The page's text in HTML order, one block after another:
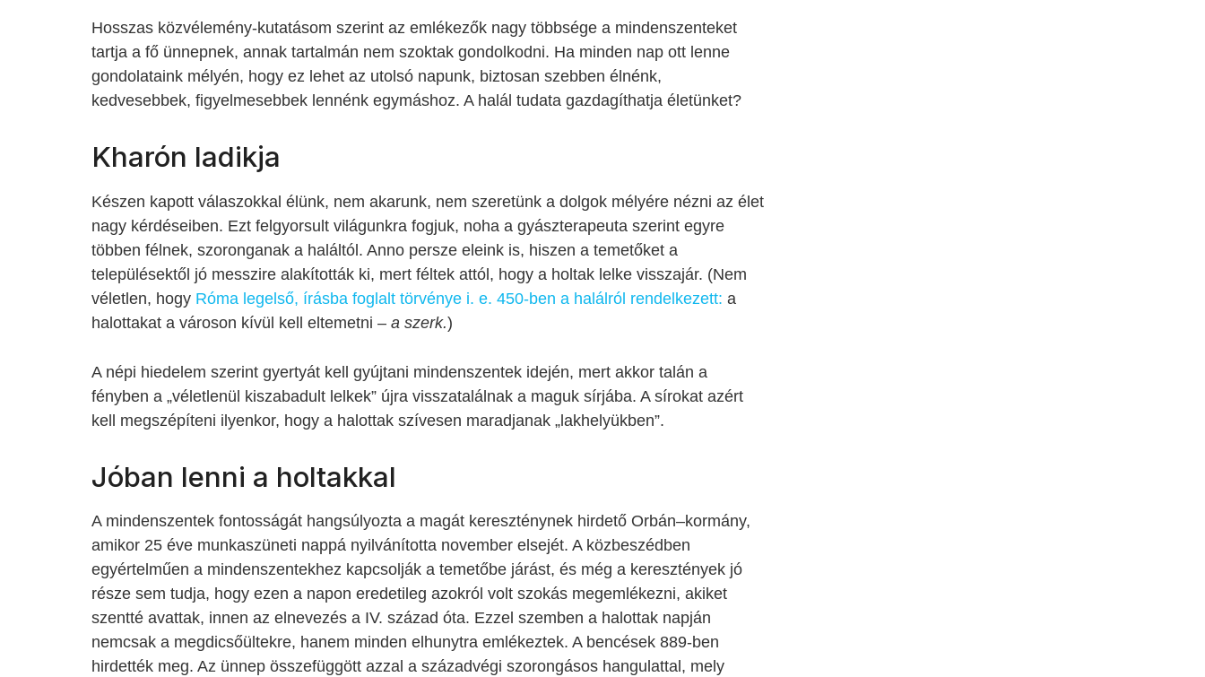
Hosszas közvélemény-kutatásom szerint az emlékezők nagy többsége a mindenszenteket
tartja a fő ünnepnek, annak tartalmán nem szoktak gondolkodni. Ha minden nap ott lenne
gondolataink mélyén, hogy ez lehet az utolsó napunk, biztosan szebben élnénk,
kedvesebbek, figyelmesebbek lennénk egymáshoz. A halál tudata gazdagíthatja életünket?
Kharón ladikja
Készen kapott válaszokkal élünk, nem akarunk, nem szeretünk a dolgok mélyére nézni az élet
nagy kérdéseiben. Ezt felgyorsult világunkra fogjuk, noha a gyászterapeuta szerint egyre
többen félnek, szoronganak a haláltól. Anno persze eleink is, hiszen a temetőket a
településektől jó messzire alakították ki, mert féltek attól, hogy a holtak lelke visszajár. (Nem
véletlen, hogy Róma legelső, írásba foglalt törvénye i. e. 450-ben a halálról rendelkezett: a
halottakat a városon kívül kell eltemetni – a szerk.)
A népi hiedelem szerint gyertyát kell gyújtani mindenszentek idején, mert akkor talán a
fényben a „véletlenül kiszabadult lelkek” újra visszatalálnak a maguk sírjába. A sírokat azért
kell megszépíteni ilyenkor, hogy a halottak szívesen maradjanak „lakhelyükben”.
Jóban lenni a holtakkal
A mindenszentek fontosságát hangsúlyozta a magát kereszténynek hirdető Orbán–kormány,
amikor 25 éve munkaszüneti nappá nyilvánította november elsejét. A közbeszédben
egyértelműen a mindenszentekhez kapcsolják a temetőbe járást, és még a keresztények jó
része sem tudja, hogy ezen a napon eredetileg azokról volt szokás megemlékezni, akiket
szentté avattak, innen az elnevezés a IV. század óta. Ezzel szemben a halottak napján
nemcsak a megdicsőültekre, hanem minden elhunytra emlékeztek. A bencések 889-ben
hirdették meg. Az ünnep összefüggött azzal a századvégi szorongásos hangulattal, mely